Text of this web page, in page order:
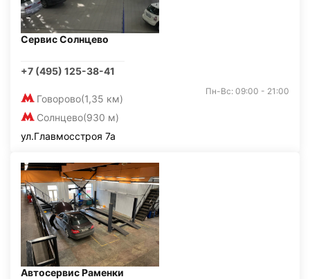
Сервис Солнцево
+7 (495) 125-38-41
Говорово(1,35 км)
Солнцево(930 м)
Пн-Вс: 09:00 - 21:00
ул.Главмосстроя 7а
Автосервис Раменки